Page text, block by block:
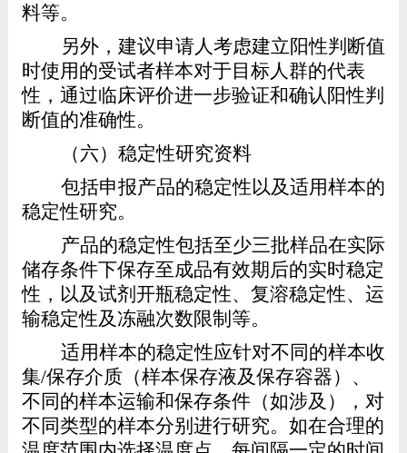
料等。
另外，建议申请人考虑建立阳性判断值
时使用的受试者样本对于目标人群的代表
性，通过临床评价进一步验证和确认阳性判
断值的准确性。
（六）稳定性研究资料
包括申报产品的稳定性以及适用样本的
稳定性研究。
产品的稳定性包括至少三批样品在实际
储存条件下保存至成品有效期后的实时稳定
性，以及试剂开瓶稳定性、复溶稳定性、运
输稳定性及冻融次数限制等。
适用样本的稳定性应针对不同的样本收
集/保存介质（样本保存液及保存容器）、
不同的样本运输和保存条件（如涉及），对
不同类型的样本分别进行研究。 如在合理的